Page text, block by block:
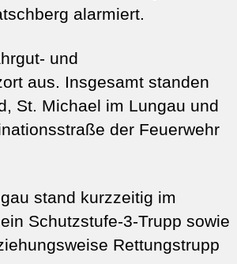
alarmiert.
und
aus. Insgesamt standen
St. Michael im Lungau und
der Feuerwehr
stand kurzzeitig im
Schutzstufe-3-Trupp sowie
Rettungstrupp